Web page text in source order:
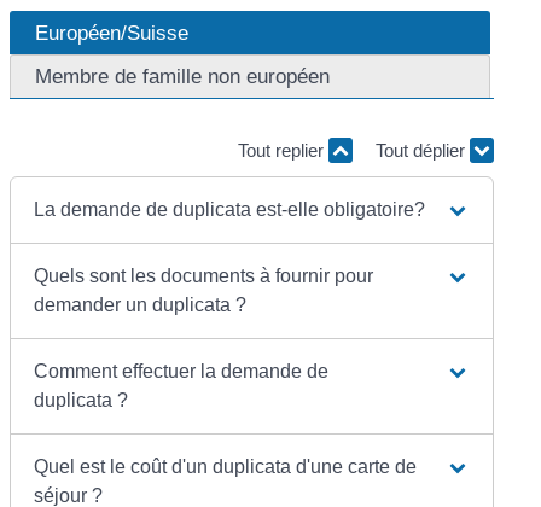
Européen/Suisse
Membre de famille non européen
Tout replier Tout déplier
La demande de duplicata est-elle obligatoire?
Quels sont les documents à fournir pour
demander un duplicata ?
Comment effectuer la demande de
duplicata ?
Quel est le coût d'un duplicata d'une carte de
séjour ?